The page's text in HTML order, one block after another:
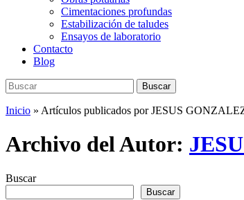
Cimentaciones profundas
Estabilización de taludes
Ensayos de laboratorio
Contacto
Blog
Buscar:
Buscar
Inicio » Artículos publicados por JESUS
Archivo del Autor:
Buscar
Buscar